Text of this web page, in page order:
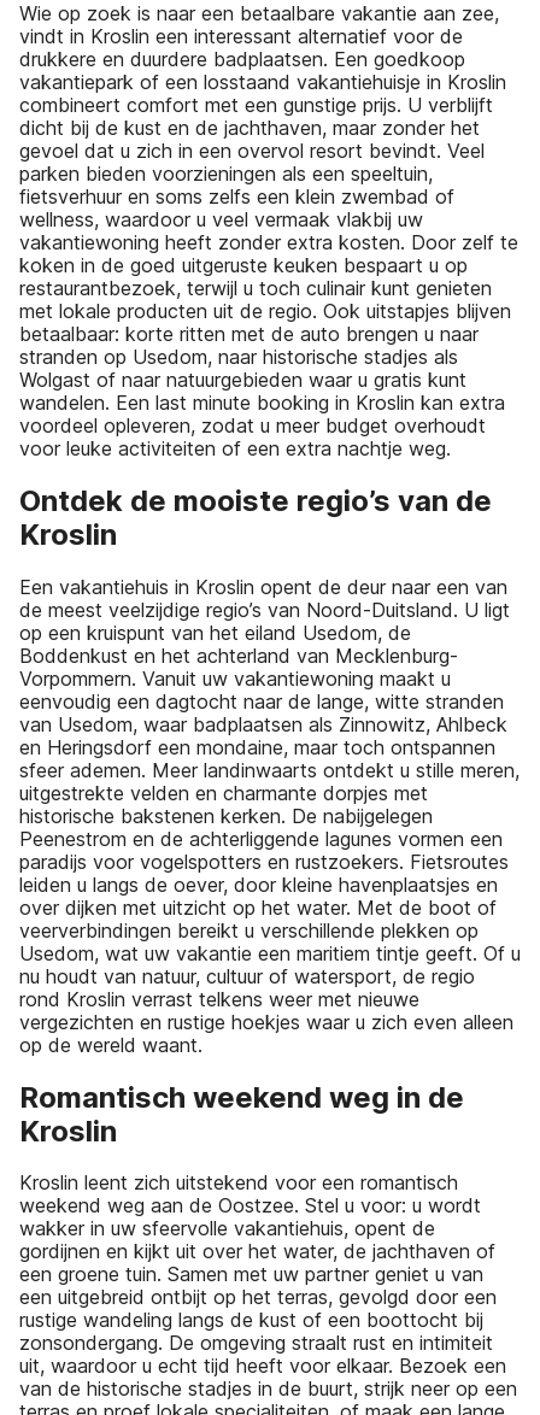
Wie op zoek is naar een betaalbare vakantie aan zee,
vindt in Kroslin een interessant alternatief voor de
drukkere en duurdere badplaatsen. Een goedkoop
vakantiepark of een losstaand vakantiehuisje in Kroslin
combineert comfort met een gunstige prijs. U verblijft
dicht bij de kust en de jachthaven, maar zonder het
gevoel dat u zich in een overvol resort bevindt. Veel
parken bieden voorzieningen als een speeltuin,
fietsverhuur en soms zelfs een klein zwembad of
wellness, waardoor u veel vermaak vlakbij uw
vakantiewoning heeft zonder extra kosten. Door zelf te
koken in de goed uitgeruste keuken bespaart u op
restaurantbezoek, terwijl u toch culinair kunt genieten
met lokale producten uit de regio. Ook uitstapjes blijven
betaalbaar: korte ritten met de auto brengen u naar
stranden op Usedom, naar historische stadjes als
Wolgast of naar natuurgebieden waar u gratis kunt
wandelen. Een last minute booking in Kroslin kan extra
voordeel opleveren, zodat u meer budget overhoudt
voor leuke activiteiten of een extra nachtje weg.
Ontdek de mooiste regio’s van de
Kroslin
Een vakantiehuis in Kroslin opent de deur naar een van
de meest veelzijdige regio’s van Noord-Duitsland. U ligt
op een kruispunt van het eiland Usedom, de
Boddenkust en het achterland van Mecklenburg-
Vorpommern. Vanuit uw vakantiewoning maakt u
eenvoudig een dagtocht naar de lange, witte stranden
van Usedom, waar badplaatsen als Zinnowitz, Ahlbeck
en Heringsdorf een mondaine, maar toch ontspannen
sfeer ademen. Meer landinwaarts ontdekt u stille meren,
uitgestrekte velden en charmante dorpjes met
historische bakstenen kerken. De nabijgelegen
Peenestrom en de achterliggende lagunes vormen een
paradijs voor vogelspotters en rustzoekers. Fietsroutes
leiden u langs de oever, door kleine havenplaatsjes en
over dijken met uitzicht op het water. Met de boot of
veerverbindingen bereikt u verschillende plekken op
Usedom, wat uw vakantie een maritiem tintje geeft. Of u
nu houdt van natuur, cultuur of watersport, de regio
rond Kroslin verrast telkens weer met nieuwe
vergezichten en rustige hoekjes waar u zich even alleen
op de wereld waant.
Romantisch weekend weg in de
Kroslin
Kroslin leent zich uitstekend voor een romantisch
weekend weg aan de Oostzee. Stel u voor: u wordt
wakker in uw sfeervolle vakantiehuis, opent de
gordijnen en kijkt uit over het water, de jachthaven of
een groene tuin. Samen met uw partner geniet u van
een uitgebreid ontbijt op het terras, gevolgd door een
rustige wandeling langs de kust of een boottocht bij
zonsondergang. De omgeving straalt rust en intimiteit
uit, waardoor u echt tijd heeft voor elkaar. Bezoek een
van de historische stadjes in de buurt, strijk neer op een